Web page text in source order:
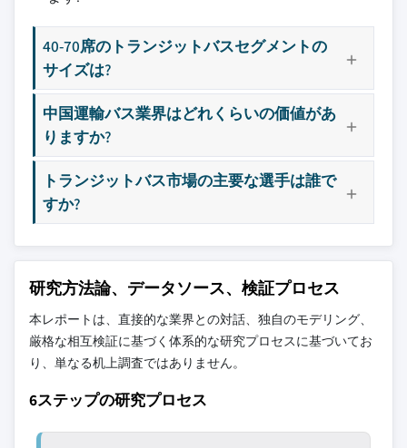
40-70席のトランジットバスセグメントの
サイズは?
中国運輸バス業界はどれくらいの価値があ
りますか?
トランジットバス市場の主要な選手は誰で
すか?
研究方法論、データソース、検証プロセス
本レポートは、直接的な業界との対話、独自のモデリング、
厳格な相互検証に基づく体系的な研究プロセスに基づいてお
り、単なる机上調査ではありません。
6ステップの研究プロセス